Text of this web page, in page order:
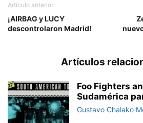
Artículo anterior
¡AIRBAG y LUCY
descontrolaron Madrid!
Artículos
Foo Fighters
Sudamérica
Gustavo Chalako